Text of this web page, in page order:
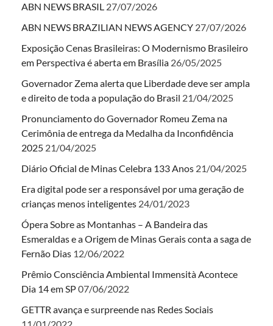
ABN NEWS BRASIL 27/07/2026
ABN NEWS BRAZILIAN NEWS AGENCY 27/07/2026
Exposição Cenas Brasileiras: O Modernismo Brasileiro
em Perspectiva é aberta em Brasília 26/05/2025
Governador Zema alerta que Liberdade deve ser ampla
e direito de toda a população do Brasil 21/04/2025
Pronunciamento do Governador Romeu Zema na
Cerimônia de entrega da Medalha da Inconfidência
2025 21/04/2025
Diário Oficial de Minas Celebra 133 Anos 21/04/2025
Era digital pode ser a responsável por uma geração de
crianças menos inteligentes 24/01/2023
Ópera Sobre as Montanhas – A Bandeira das
Esmeraldas e a Origem de Minas Gerais conta a saga de
Fernão Dias 12/06/2022
Prêmio Consciência Ambiental Immensità Acontece
Dia 14 em SP07/06/2022
GETTR avança e surpreende nas Redes Sociais